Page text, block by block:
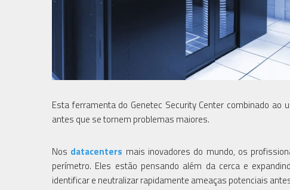
Esta ferramenta do Genetec Security Center combinado ao
antes que se tornem problemas maiores.
Nos datacenters mais inovadores do mundo, os
perímetro. Eles estão pensando além da cerca e
identificar e neutralizar rapidamente ameaças potenciais